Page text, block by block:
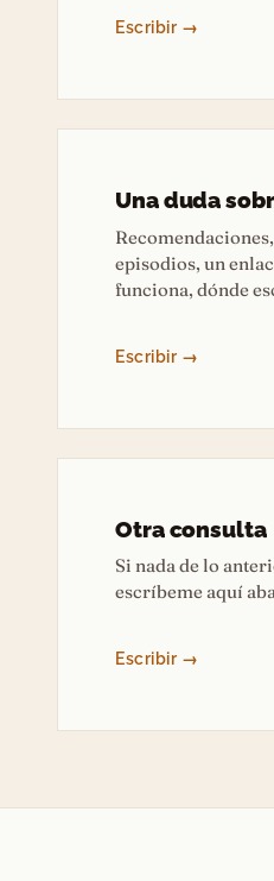
Escribir →
Una duda
episodios, un
funciona, dónde
Escribir →
Otra consulta
Si nada de lo
escríbeme aquí
Escribir →